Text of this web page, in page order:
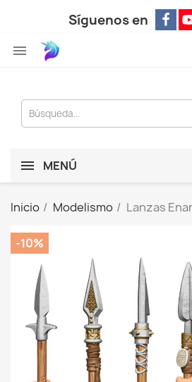
Síguenos en

MENÚ
Inicio Modelismo Lanzas
-10%